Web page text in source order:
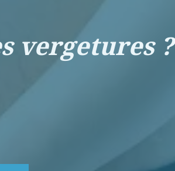
vergetures ?